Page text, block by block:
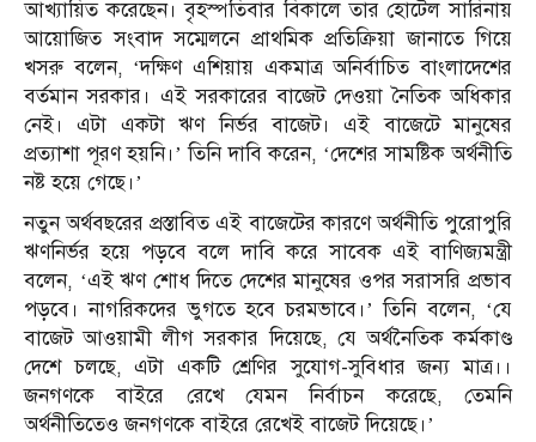
আখ্যায়িত করেছেন। বৃহস্পতিবার বিকালে তার হোটেল সারিনায়
আয়োজিত সংবাদ সম্মেলনে প্রাথমিক প্রতিক্রিয়া জানাতে গিয়ে
খসরু বলেন, ‘দক্ষিণ এশিয়ায় একমাত্র অনির্বাচিত বাংলাদেশের
বর্তমান সরকার। এই সরকারের বাজেট দেওয়া নৈতিক অধিকার
নেই। এটা একটা ঋণ নির্ভর বাজেট। এই বাজেটে মানুষের
প্রত্যাশা পূরণ হয়নি।’ তিনি দাবি করেন, ‘দেশের সামষ্টিক অর্থনীতি
নষ্ট হয়ে গেছে।’
নতুন অর্থবছরের প্রস্তাবিত এই বাজেটের কারণে অর্থনীতি পুরোপুরি
ঋণনির্ভর হয়ে পড়বে বলে দাবি করে সাবেক এই বাণিজ্যমন্ত্রী
বলেন, ‘এই ঋণ শোধ দিতে দেশের মানুষের ওপর সরাসরি প্রভাব
পড়বে। নাগরিকদের ভুগতে হবে চরমভাবে।’ তিনি বলেন, ‘যে
বাজেট আওয়ামী লীগ সরকার দিয়েছে, যে অর্থনৈতিক কর্মকাণ্ড
দেশে চলছে, এটা একটি শ্রেণির সুযোগ-সুবিধার জন্য মাত্র।।
জনগণকে বাইরে রেখে যেমন নির্বাচন করেছে, তেমনি
অর্থনীতিতেও জনগণকে বাইরে রেখেই বাজেট দিয়েছে।’